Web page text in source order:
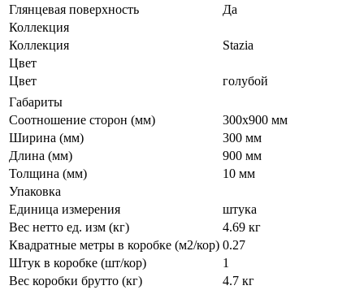
Глянцевая поверхность
Да
Коллекция
Коллекция
Stazia
Цвет
Цвет
голубой
Габариты
Соотношение сторон (мм)
300x900 мм
Ширина (мм)
300 мм
Длина (мм)
900 мм
Толщина (мм)
10 мм
Упаковка
Единица измерения
штука
Вес нетто ед. изм (кг)
4.69 кг
Квадратные метры в коробке (м2/кор) 0.27
Штук в коробке (шт/кор)
1
Вес коробки брутто (кг)
4.7 кг